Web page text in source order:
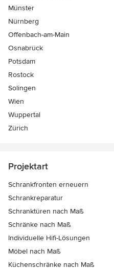
Münster
Nürnberg
Offenbach-am-Main
Osnabrück
Potsdam
Rostock
Solingen
Wien
Wuppertal
Zürich
Projektart
Schrankfronten erneuern
Schrankreparatur
Schranktüren nach Maß
Schränke nach Maß
Individuelle Hifi-Lösungen
Möbel nach Maß
Küchenschränke nach Maß